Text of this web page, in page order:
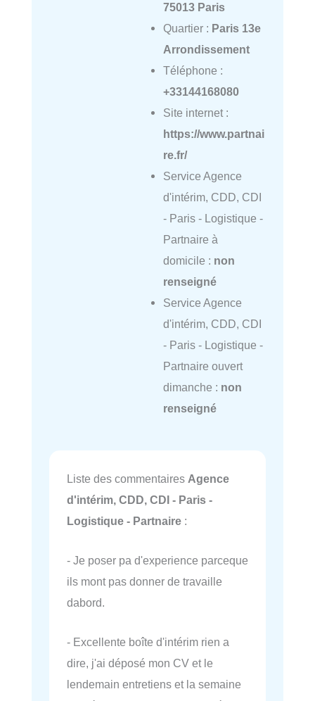
75013 Paris
Quartier : Paris 13e
Arrondissement
Téléphone :
+33144168080
Site internet :
https://www.partnai
re.fr/
Service Agence
d'intérim, CDD, CDI
- Paris - Logistique -
Partnaire à
domicile : non
renseigné
Service Agence
d'intérim, CDD, CDI
- Paris - Logistique -
Partnaire ouvert
dimanche : non
renseigné
Liste des commentaires Agence
d'intérim, CDD, CDI - Paris -
Logistique - Partnaire :
- Je poser pa d'experience parceque
ils mont pas donner de travaille
dabord.
- Excellente boîte d'intérim rien a
dire, j'ai déposé mon CV et le
lendemain entretiens et la semaine